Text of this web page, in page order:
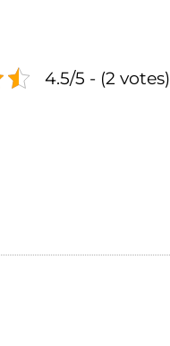
4.5/5 - (2 votes)